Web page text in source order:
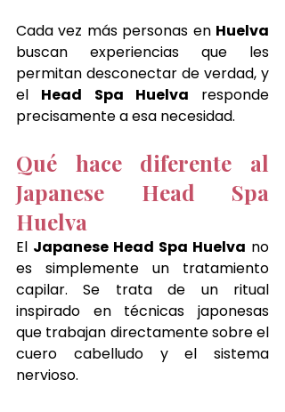
Cada vez más personas en Huelva
buscan experiencias que les
permitan desconectar de verdad, y
el Head Spa Huelva responde
precisamente a esa necesidad.
Qué hace diferente al
Japanese Head Spa
Huelva
El Japanese Head Spa Huelva no
es simplemente un tratamiento
capilar. Se trata de un ritual
inspirado en técnicas japonesas
que trabajan directamente sobre el
cuero cabelludo y el sistema
nervioso.